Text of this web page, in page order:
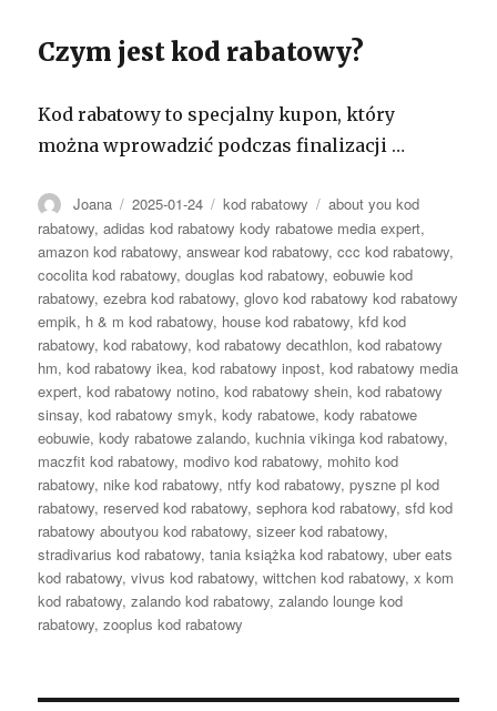
Czym jest kod rabatowy?
Kod rabatowy to specjalny kupon, który
można wprowadzić podczas finalizacji …
Autor
Joana Opublikowano
2025-01-24 Kategorie
kod rabatowy Tagi
about you kod
rabatowy,adidas kod rabatowy kody rabatowe media expert,
amazon kod rabatowy,answear kod rabatowy,ccc kod rabatowy,
cocolita kod rabatowy,douglas kod rabatowy,eobuwie kod
rabatowy,ezebra kod rabatowy,glovo kod rabatowy kod rabatowy
empik, h & m kod rabatowy, house kod rabatowy,kfd kod
rabatowy,kod rabatowy,kod rabatowy decathlon,kod rabatowy
hm,kod rabatowy ikea,kod rabatowy inpost,kod rabatowy media
expert,kod rabatowy notino,kod rabatowy shein,kod rabatowy
sinsay,kod rabatowy smyk,kody rabatowe,kody rabatowe
eobuwie,kody rabatowe zalando,kuchnia vikinga kod rabatowy,
maczfit kod rabatowy, modivo kod rabatowy, mohito kod
rabatowy, nike kod rabatowy, ntfy kod rabatowy,pyszne pl kod
rabatowy, reserved kod rabatowy,sephora kod rabatowy,sfd kod
rabatowy aboutyou kod rabatowy,sizeer kod rabatowy,
stradivarius kod rabatowy,tania książka kod rabatowy, uber eats
kod rabatowy,vivus kod rabatowy,wittchen kod rabatowy,x kom
kod rabatowy,zalando kod rabatowy,zalando lounge kod
rabatowy,zooplus kod rabatowy